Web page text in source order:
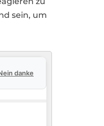
sein, um
danke